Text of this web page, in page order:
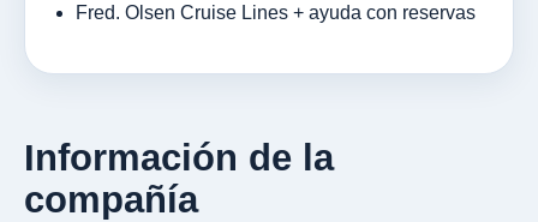
Fred. Olsen Cruise Lines + ayuda con reservas
Información de la
compañía